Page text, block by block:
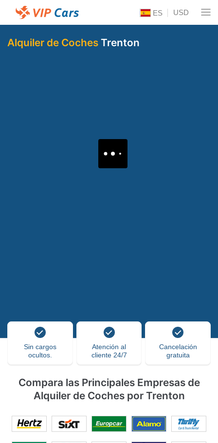
ES USD
Alquiler de Coches Trenton
Sin cargos
ocultos.
Atención al
cliente 24/7
Cancelación
gratuita
Compara las Principales Empresas de
Alquiler de Coches por Trenton